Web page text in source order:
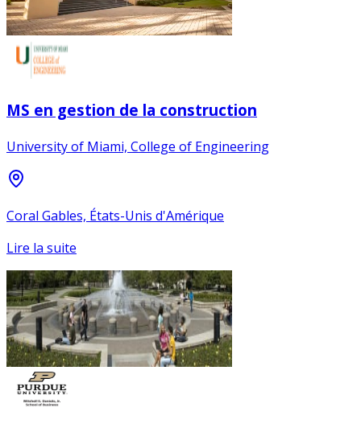
MS en gestion de la construction
University of Miami, College of Engineering
Coral Gables, États-Unis d'Amérique
Lire la suite